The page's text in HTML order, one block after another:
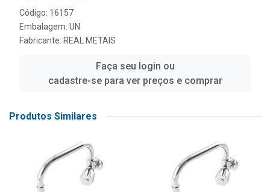
Código: 16157
Embalagem: UN
Fabricante: REAL METAIS
Faça seu login ou
cadastre-se para ver preços e comprar
Produtos Similares